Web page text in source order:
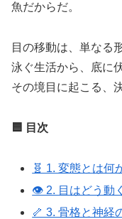
魚だからだ。
目の移動は、単なる
泳ぐ生活から、底に
その境目に起こる、
🟦 目次
🧬 1. 変態とは何
👁 2. 目はどう動
🦴 3. 骨格と神経